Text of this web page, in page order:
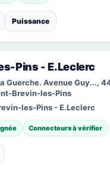
Puissance
Pins - E.Leclerc
Guerche. Avenue Guy...,
Brevin-les-Pins
les-Pins - E.Leclerc
Connecteurs à vérifier